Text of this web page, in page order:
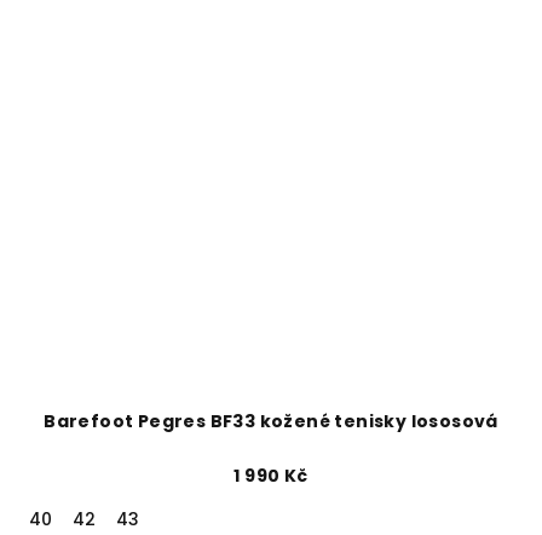
Barefoot Pegres BF33 kožené tenisky lososová
1 990 Kč
40
42
43